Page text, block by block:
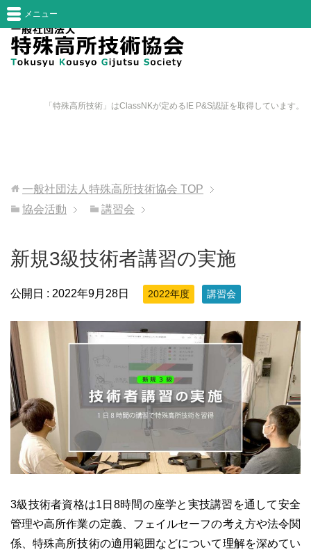
「特殊高所技術」はClassNKが定めるIE P&S認証を取得しています。
メニュー
一般社団法人特殊高所技術協会 TOP
協会活動
講習会
新規3級技術者講習の実施
公開日 : 2022年9月28日 2022年度 講習会
3級技術者資格は1日8時間の座学と実技講習を通して安全
管理や高所作業の定義、フェイルセーフの考え方や法令関
係、特殊高所技術の適用範囲などについて理解を深めてい